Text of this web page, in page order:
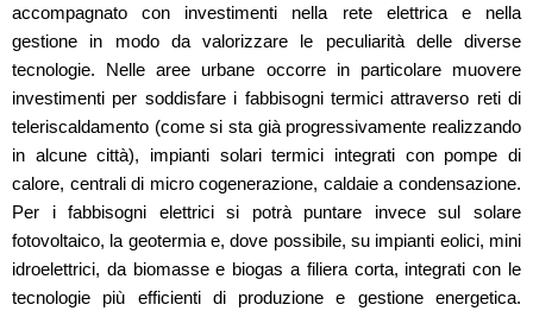
accompagnato con investimenti nella rete elettrica e nella
gestione in modo da valorizzare le peculiarità delle diverse
tecnologie. Nelle aree urbane occorre in particolare muovere
investimenti per soddisfare i fabbisogni termici attraverso reti di
teleriscaldamento (come si sta già progressivamente realizzando
in alcune città), impianti solari termici integrati con pompe di
calore, centrali di micro cogenerazione, caldaie a condensazione.
Per i fabbisogni elettrici si potrà puntare invece sul solare
fotovoltaico, la geotermia e, dove possibile, su impianti eolici, mini
idroelettrici, da biomasse e biogas a filiera corta, integrati con le
tecnologie più efficienti di produzione e gestione energetica.